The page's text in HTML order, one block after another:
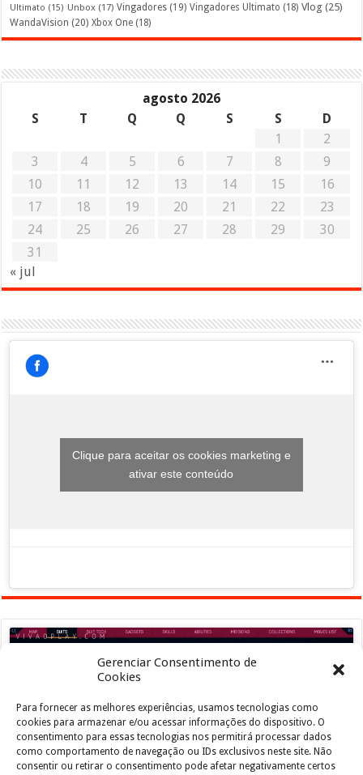
Gerenciar Consentimento de
Cookies
Para fornecer as melhores experiências, usamos tecnologias como
cookies para armazenar e/ou acessar informações do dispositivo. O
consentimento para essas tecnologias nos permitirá processar dados
como comportamento de navegação ou IDs exclusivos neste site. Não
consentir ou retirar o consentimento pode afetar negativamente certos
Ultimato (15) Unbox (17) Vingadores (19) Vingadores Ultimato (18) Vlog (25)
WandaVision (20) Xbox One (18)
agosto 2026
S
T Q Q S S
D
1
2
3
4 5 6 7 8
9
10
11 12 13 14 15
16
17
18 19 20 21 22
23
24
25 26 27 28 29
30
31
« jul
Clique para aceitar os cookies marketing e
ativar este conteúdo
Clique para aceitar os cookies marketing e
ativar este conteúdo